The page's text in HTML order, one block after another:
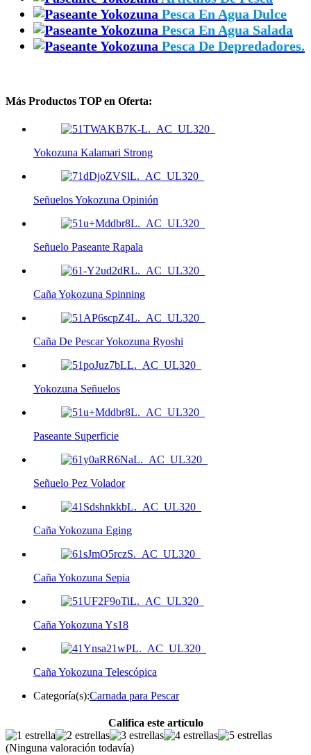
Pesca En Agua Dulce
Pesca En Agua Salada
Pesca De Depredadores.
Más Productos TOP en Oferta:
Yokozuna Kalamari Strong
Señuelos Yokozuna Opinión
Señuelo Paseante Rapala
Caña Yokozuna Spinning
Caña De Pescar Yokozuna Ryoshi
Yokozuna Señuelos
Paseante Superficie
Señuelo Pez Volador
Caña Yokozuna Eging
Caña Yokozuna Sepia
Caña Yokozuna Ys18
Caña Yokozuna Telescópica
Categoría(s):Carnada para Pescar
Califica este artículo
(Ninguna valoración todavía)